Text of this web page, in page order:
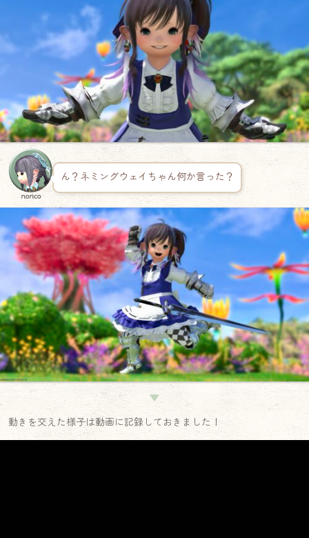
norico
ん？ネミングウェイちゃん何か言った？
▼
動きを交えた様子は動画に記録しておきました！